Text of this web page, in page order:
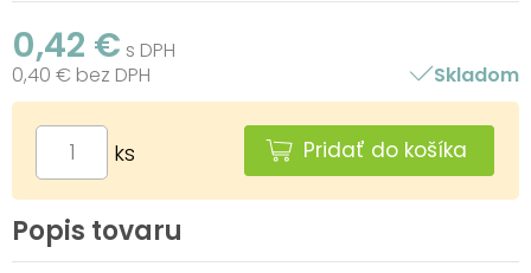
0,42 € s DPH
0,40 € bez DPH
Skladom
ks Pridať do košíka
Popis tovaru